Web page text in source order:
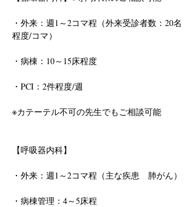
・外来：週1～2コマ程（外来受診者数：20名
程度/コマ）
・病棟：10～15床程度
・PCI：2件程度/週
※カテーテル不可の先生でもご相談可能
【呼吸器内科】
・外来：週1～2コマ程（主な疾患　肺がん）
・病棟管理：4～5床程